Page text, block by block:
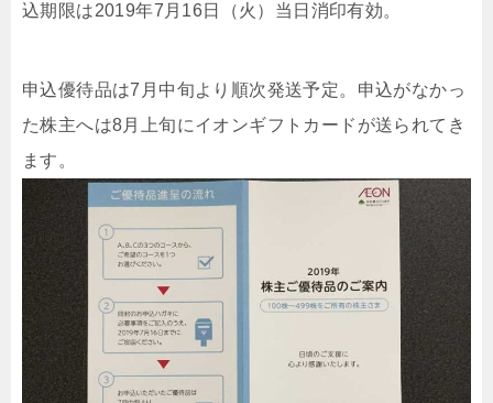
込期限は2019年7月16日（火）当日消印有効。
申込優待品は7月中旬より順次発送予定。申込がなかっ
た株主へは8月上旬にイオンギフトカードが送られてき
ます。